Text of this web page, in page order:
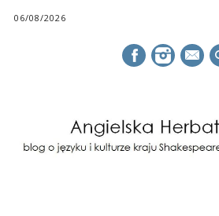
06/08/2026
mail